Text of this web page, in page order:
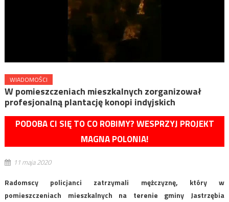
WIADOMOŚCI
W pomieszczeniach mieszkalnych zorganizował
profesjonalną plantację konopi indyjskich
PODOBA CI SIĘ TO CO ROBIMY? WESPRZYJ PROJEKT
MAGNA POLONIA!
11 maja 2020
Radomscy policjanci zatrzymali mężczyznę, który w
pomieszczeniach mieszkalnych na terenie gminy Jastrzębia